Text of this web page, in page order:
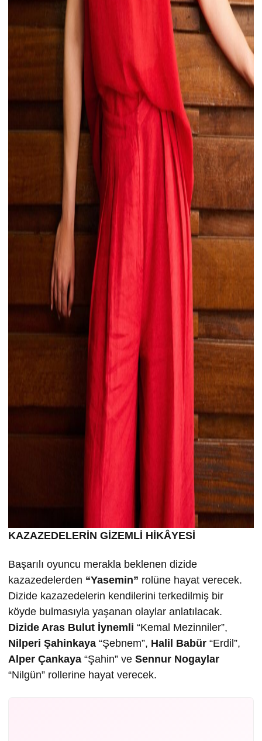
KAZAZEDELERİN GİZEMLİ HİKÂYESİ
Başarılı oyuncu merakla beklenen dizide
kazazedelerden “Yasemin” rolüne hayat verecek.
Dizide kazazedelerin kendilerini terkedilmiş bir
köyde bulmasıyla yaşanan olaylar anlatılacak.
Dizide Aras Bulut İynemli “Kemal Mezinniler”,
Nilperi Şahinkaya “Şebnem”, Halil Babür “Erdil”,
Alper Çankaya “Şahin” ve Sennur Nogaylar
“Nilgün” rollerine hayat verecek.